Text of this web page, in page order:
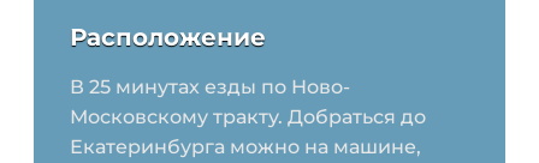
Расположение
В 25 минутах езды по Ново-
Московскому тракту. Добраться до
Екатеринбурга можно на машине,